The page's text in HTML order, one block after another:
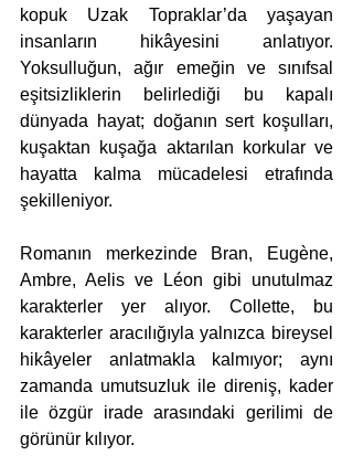
kopuk Uzak Topraklar’da yaşayan
insanların hikâyesini anlatıyor.
Yoksulluğun, ağır emeğin ve sınıfsal
eşitsizliklerin belirlediği bu kapalı
dünyada hayat; doğanın sert koşulları,
kuşaktan kuşağa aktarılan korkular ve
hayatta kalma mücadelesi etrafında
şekilleniyor.
Romanın merkezinde Bran, Eugène,
Ambre, Aelis ve Léon gibi unutulmaz
karakterler yer alıyor. Collette, bu
karakterler aracılığıyla yalnızca bireysel
hikâyeler anlatmakla kalmıyor; aynı
zamanda umutsuzluk ile direniş, kader
ile özgür irade arasındaki gerilimi de
görünür kılıyor.